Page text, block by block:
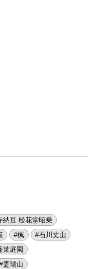
納豆 松花堂昭乗
#楓
#石川丈山
莱庭園
霊瑞山